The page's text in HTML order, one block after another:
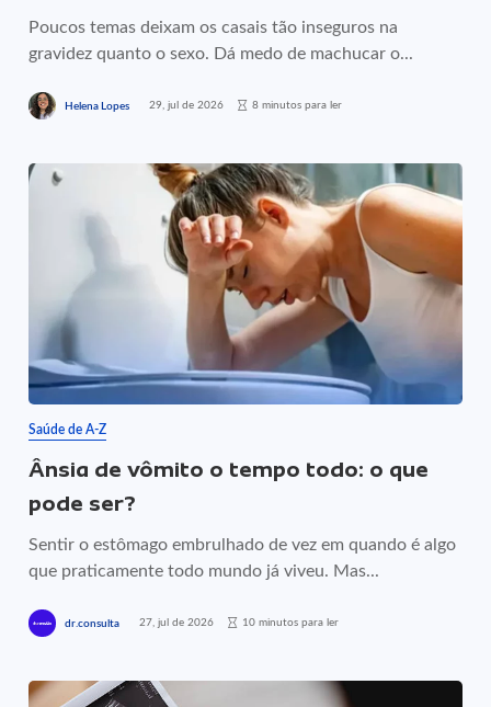
Poucos temas deixam os casais tão inseguros na
gravidez quanto o sexo. Dá medo de machucar o...
Helena Lopes 29, jul de 2026 8 minutos para ler
Saúde de A-Z
Ânsia de vômito o tempo todo: o que
pode ser?
Sentir o estômago embrulhado de vez em quando é algo
que praticamente todo mundo já viveu. Mas...
dr.consulta 27, jul de 2026 10 minutos para ler